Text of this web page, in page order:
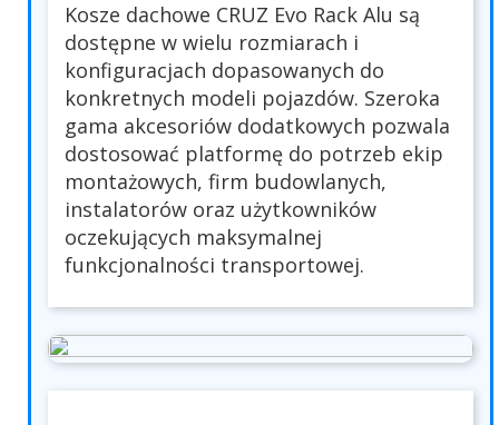
Kosze dachowe CRUZ Evo Rack Alu są
dostępne w wielu rozmiarach i
konfiguracjach dopasowanych do
konkretnych modeli pojazdów. Szeroka
gama akcesoriów dodatkowych pozwala
dostosować platformę do potrzeb ekip
montażowych, firm budowlanych,
instalatorów oraz użytkowników
oczekujących maksymalnej
funkcjonalności transportowej.